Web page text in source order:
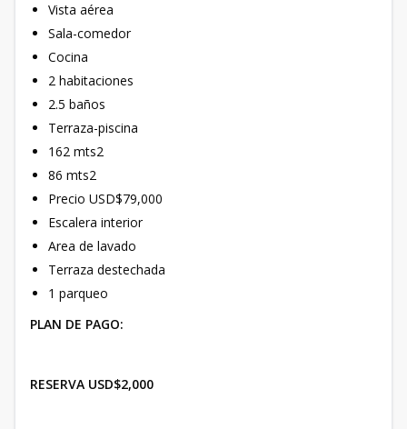
Vista aérea
Sala-comedor
Cocina
2 habitaciones
2.5 baños
Terraza-piscina
162 mts2
86 mts2
Precio USD$79,000
Escalera interior
Area de lavado
Terraza destechada
1 parqueo
PLAN DE PAGO:
RESERVA USD$2,000